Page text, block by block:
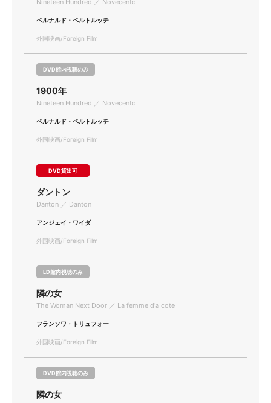
Nineteen Hundred ／ Novecento
ベルナルド・ベルトルッチ
外国映画/Foreign Film
DVD館内視聴のみ
1900年
Nineteen Hundred ／ Novecento
ベルナルド・ベルトルッチ
外国映画/Foreign Film
DVD貸出可
ダントン
Danton ／ Danton
アンジェイ・ワイダ
外国映画/Foreign Film
LD館内視聴のみ
隣の女
The Woman Next Door ／ La femme d'a cote
フランソワ・トリュフォー
外国映画/Foreign Film
DVD館内視聴のみ
隣の女